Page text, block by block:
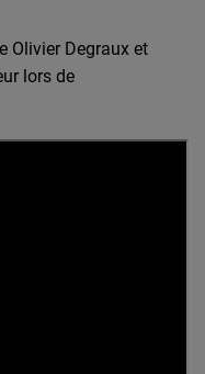
Olivier Degraux et
lors de